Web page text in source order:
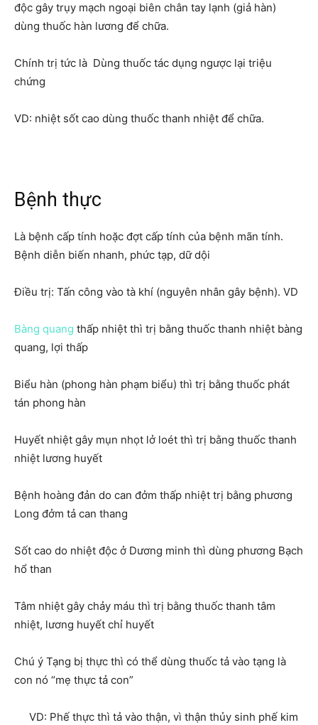
độc gây trụy mạch ngoại biên chân tay lạnh (giả hàn)
dùng thuốc hàn lương để chữa.
Chính trị tức là Dùng thuốc tác dụng ngược lại triệu
chứng
VD: nhiệt sốt cao dùng thuốc thanh nhiệt để chữa.
Bệnh thực
Là bệnh cấp tính hoặc đợt cấp tính của bệnh mãn tính.
Bệnh diễn biến nhanh, phức tạp, dữ dội
Điều trị: Tấn công vào tà khí (nguyên nhân gây bệnh). VD
Bàng quang thấp nhiệt thì trị bằng thuốc thanh nhiệt bàng
quang, lợi thấp
Biểu hàn (phong hàn phạm biểu) thì trị bằng thuốc phát
tán phong hàn
Huyết nhiệt gây mụn nhọt lở loét thì trị bằng thuốc thanh
nhiệt lương huyết
Bệnh hoàng đản do can đởm thấp nhiệt trị bằng phương
Long đởm tả can thang
Sốt cao do nhiệt độc ở Dương minh thì dùng phương Bạch
hổ than
Tâm nhiệt gây chảy máu thì trị bằng thuốc thanh tâm
nhiệt, lương huyết chỉ huyết
Chú ý Tạng bị thực thì có thể dùng thuốc tả vào tạng là
con nó “mẹ thực tả con”
VD: Phế thực thì tả vào thận, vì thận thủy sinh phế kim